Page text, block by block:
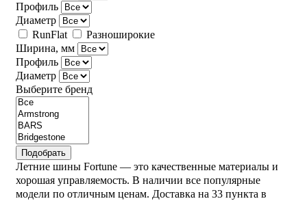
Профиль
Диаметр
RunFlat
Разноширокие
Ширина, мм
Профиль
Диаметр
Выберите бренд
Подобрать
Летние шины Fortune — это качественные материалы и
хорошая управляемость. В наличии все популярные
модели по отличным ценам. Доставка на 33 пункта в